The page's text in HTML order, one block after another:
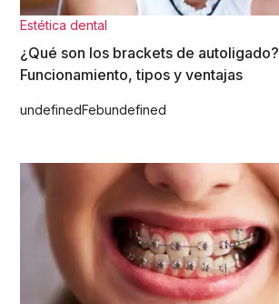
Estética dental
¿Qué son los brackets de autoligado?
Funcionamiento, tipos y ventajas
undefinedFebundefined